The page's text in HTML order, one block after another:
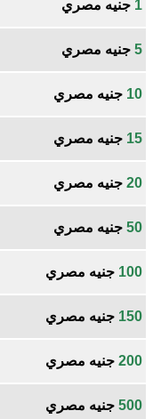
1 جنيه مصري
5 جنيه مصري
10 جنيه مصري
15 جنيه مصري
20 جنيه مصري
50 جنيه مصري
100 جنيه مصري
150 جنيه مصري
200 جنيه مصري
500 جنيه مصري